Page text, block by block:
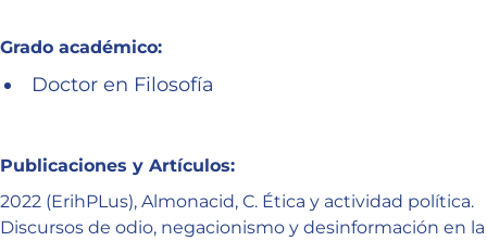
Grado académico:
Doctor en Filosofía
Publicaciones y Artículos:
2022 (ErihPLus), Almonacid, C. Ética y actividad política.
Discursos de odio, negacionismo y desinformación en la